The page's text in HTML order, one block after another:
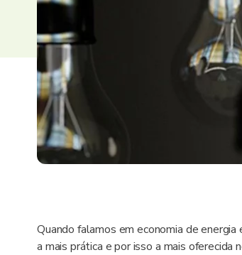
Quando falamos em economia de
a mais prática e por isso a mais oferecida